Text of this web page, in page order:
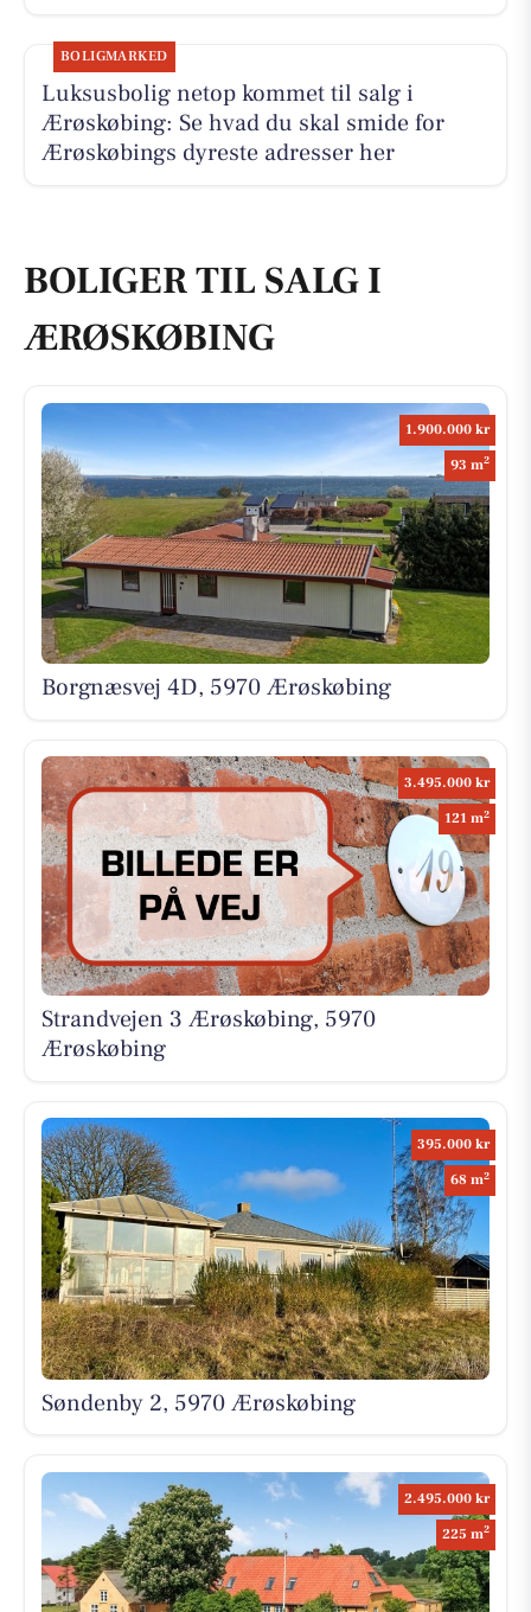
BOLIGMARKED
Luksusbolig netop kommet til salg i
Ærøskøbing: Se hvad du skal smide for
Ærøskøbings dyreste adresser her
BOLIGER TIL SALG I
ÆRØSKØBING
1.900.000 kr
93 m2
Borgnæsvej 4D, 5970 Ærøskøbing
3.495.000 kr
121 m2
Strandvejen 3 Ærøskøbing, 5970
Ærøskøbing
395.000 kr
68 m2
Søndenby 2, 5970 Ærøskøbing
2.495.000 kr
225 m2